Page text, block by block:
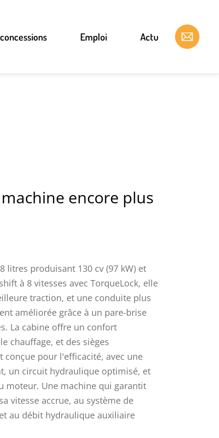
Emploi Actu
encore plus
litres produisant 130 cv (97 kW) et
à 8 vitesses avec TorqueLock, elle
traction, et une conduite plus
améliorée grâce à un pare-brise
La cabine offre un confort
chauffage, et des sièges
conçue pour l'efficacité, avec une
un circuit hydraulique optimisé, et
moteur. Une machine qui garantit
vitesse accrue, au système de
au débit hydraulique auxiliaire